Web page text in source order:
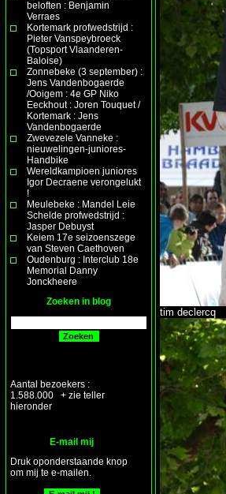
beloften : Benjamin
Verraes
Kortemark profwedstrijd :
Pieter Vanspeybroeck
(Topsport Vlaanderen-
Baloise)
Zonnebeke (3 september) :
Jens Vandenbogaerde
/Ooigem : 4e GP Niko
Eeckhout : Joren Touquet /
Kortemark : Jens
Vandenbogaerde
Zwevezele Vanneke :
nieuwelingen-juniores-
Handbike
Wereldkampioen juniores
Igor Decraene verongelukt
!
Meulebeke : Mandel Leie
Schelde profwedstrijd :
Jasper Debuyst
Keiem 17e seizoenszege
van Steven Caethoven
Oudenburg : Interclub 18e
Memorial Danny
Jonckheere
Zoeken in blog
Aantal bezoekers :
1.588.000 + zie teller
hieronder
E-mail mij
Druk oponderstaande knop
om mij te e-mailen.
tim declercq